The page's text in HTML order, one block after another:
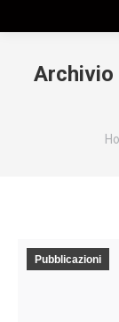
Archivio
Pubblicazioni